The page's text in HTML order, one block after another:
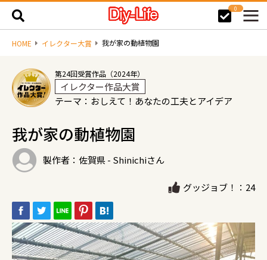
0
HOME イレクター大賞 我が家の動植物園
第24回受賞作品（2024年）
イレクター作品大賞
テーマ：おしえて！あなたの工夫とアイデア
我が家の動植物園
製作者：佐賀県 - Shinichiさん
グッジョブ！：24